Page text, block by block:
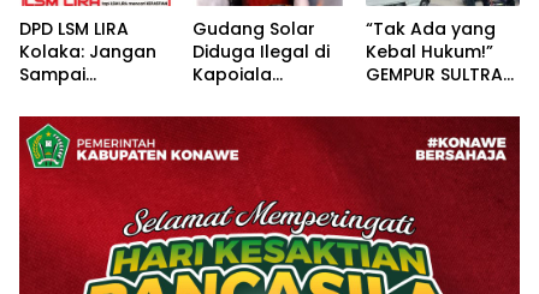
DPD LSM LIRA
Kolaka: Jangan
Sampai
Publik Dibalas
Laporan,
Sementara
Substansi
Hukumnya Tidak
Pernah
Dijelaskan
Secara Terbuka
Gudang Solar
Diduga Ilegal di
Kapoiala
Dilaporkan ke
Lembaga Hukum
“Tak Ada yang
Kebal Hukum!”
GEMPUR SULTRA
Fajar S Tanawali
dan PT
Tadisangka, Siap
Kuasai Lahan
Puuwatu